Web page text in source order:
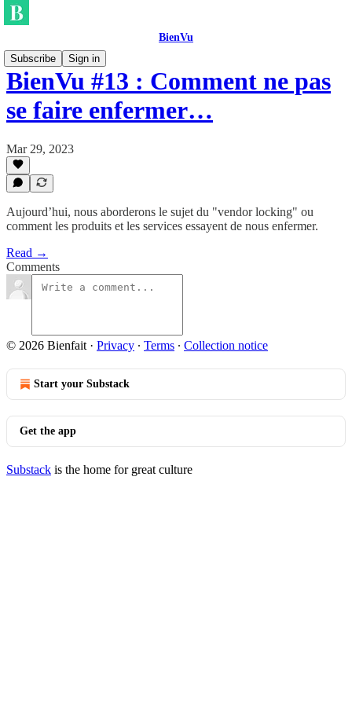
BienVu
Subscribe
Sign in
BienVu #13 : Comment ne pas
se faire enfermer…
Mar 29, 2023
Aujourd’hui, nous aborderons le sujet du "vendor locking" ou
comment les produits et les services essayent de nous enfermer.
Read →
Comments
© 2026 Bienfait · Privacy ∙ Terms ∙ Collection notice
Start your Substack
Get the app
Substack is the home for great culture